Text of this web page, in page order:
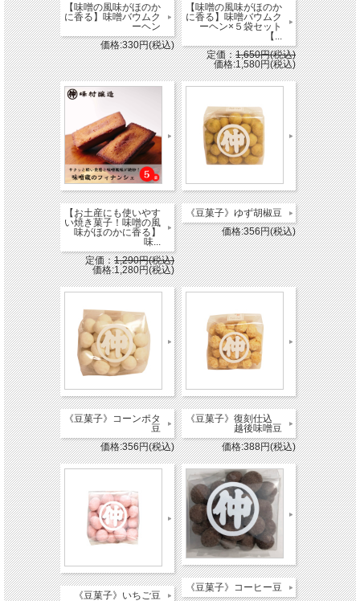
【味噌の風味がほのか
に香る】味噌バウムク
ーヘン
価格:330円(税込)
【味噌の風味がほのか
に香る】味噌バウムク
ーヘン×５袋セット
【...
定価：1,650円(税込)
価格:1,580円(税込)
【お土産にも使いやす
い焼き菓子！味噌の風
味がほのかに香る】
味...
定価：1,290円(税込)
価格:1,280円(税込)
《豆菓子》ゆず胡椒豆
価格:356円(税込)
《豆菓子》コーンポタ
豆
価格:356円(税込)
《豆菓子》復刻仕込
越後味噌豆
価格:388円(税込)
《豆菓子》いちご豆
《豆菓子》コーヒー豆